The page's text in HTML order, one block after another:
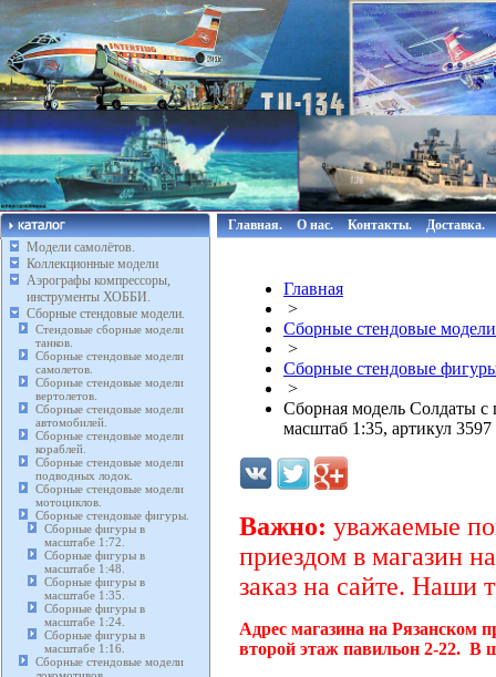
Модели самолётов.
Коллекционные модели
Аэрографы компрессоры,
инструменты ХОББИ.
Сборные стендовые модели.
Стендовые сборные модели
танков.
Сборные стендовые модели
самолетов.
Сборные стендовые модели
вертолетов.
Сборные стендовые модели
автомобилей.
Сборные стендовые модели
кораблей.
Сборные стендовые модели
подводных лодок.
Сборные стендовые модели
мотоциклов.
Сборные стендовые фигуры.
Сборные фигуры в
масштабе 1:72.
Сборные фигуры в
масштабе 1:48.
Сборные фигуры в
масштабе 1:35.
Сборные фигуры в
масштабе 1:24.
Сборные фигуры в
масштабе 1:16.
Сборные стендовые модели
Главная. О нас. Контакты. Доставка.
Главная
>
Сборные стендовые
>
Сборные стендовые
>
Сборная модель Солдаты
масштаб 1:35, артикул 3597
Важно: уважаемые
приездом в магазин
заказ на сайте. Наши
Адрес магазина на Рязанском
второй этаж павильон 2-22. В